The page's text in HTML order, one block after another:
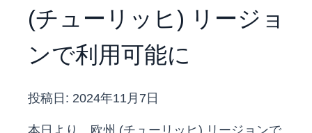
(チューリッヒ) リージョ
ンで利用可能に
投稿日: 2024年11月7日